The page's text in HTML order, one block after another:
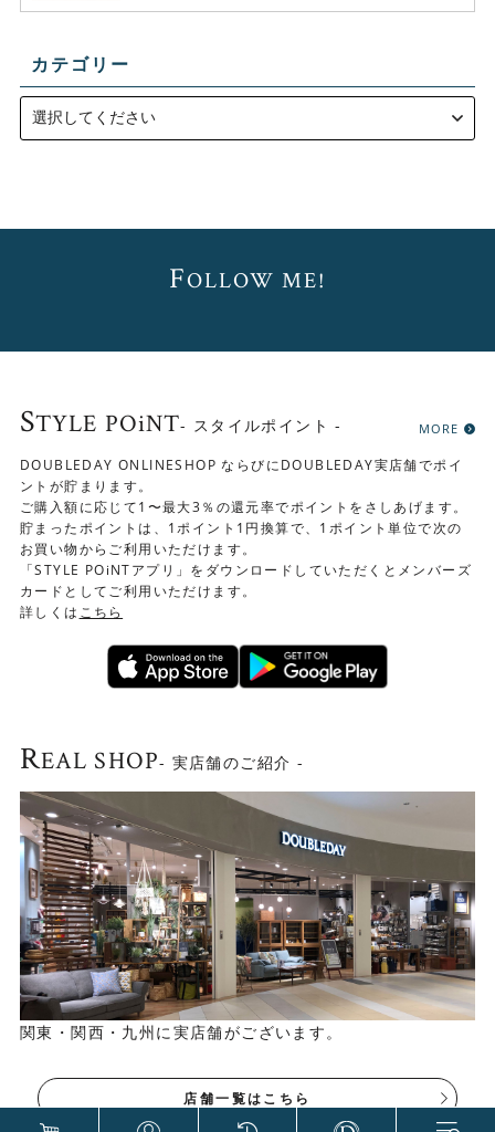
カテゴリー
FOLLOW ME!
STYLE POiNT- スタイルポイント - MORE
DOUBLEDAY ONLINESHOP ならびにDOUBLEDAY実店舗でポイ
ントが貯まります。
ご購入額に応じて1〜最大3％の還元率でポイントをさしあげます。
貯まったポイントは、1ポイント1円換算で、1ポイント単位で次の
お買い物からご利用いただけます。
「STYLE POiNTアプリ」をダウンロードしていただくとメンバーズ
カードとしてご利用いただけます。
詳しくは こちら
REAL SHOP- 実店舗のご紹介 -
関東・関西・九州に実店舗がございます。
店舗一覧はこちら